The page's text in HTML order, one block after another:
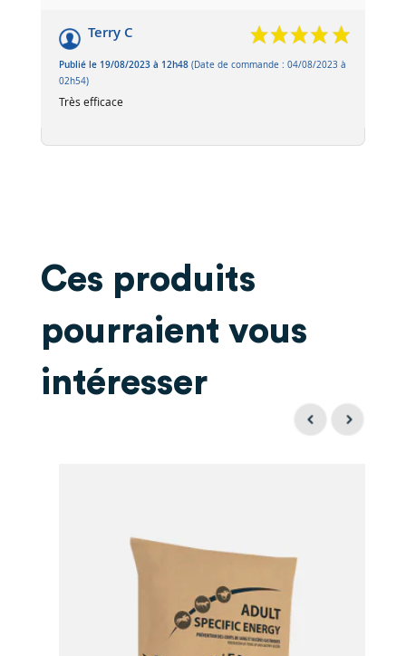
Terry C
Publié le 19/08/2023 à 12h48(Date de commande : 04/08/2023 à
02h54)
Très efficace
Ces produits
pourraient vous
intéresser